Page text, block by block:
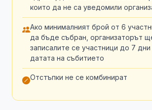
които да не са уведомили
Ако минималният брой от 6
да бъде събран, организаторът
записалите се участници до 7
датата на събитието
Отстъпки не се комбинират